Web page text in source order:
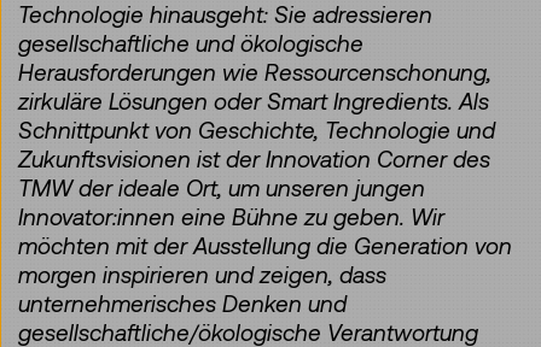
Technologie hinausgeht: Sie adressieren
gesellschaftliche und ökologische
Herausforderungen wie Ressourcenschonung,
zirkuläre Lösungen oder Smart Ingredients. Als
Schnittpunkt von Geschichte, Technologie und
Zukunftsvisionen ist der Innovation Corner des
TMW der ideale Ort, um unseren jungen
Innovator:innen eine Bühne zu geben. Wir
möchten mit der Ausstellung die Generation von
morgen inspirieren und zeigen, dass
unternehmerisches Denken und
gesellschaftliche/ökologische Verantwortung